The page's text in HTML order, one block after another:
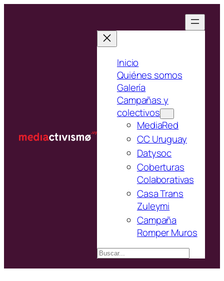
Inicio
Quiénes somos
Galería
Campañas y
colectivos
MediaRed
CC Uruguay
Datysoc
Coberturas
Colaborativas
Casa Trans
Zuleymi
Campaña
Romper Muros
Buscar